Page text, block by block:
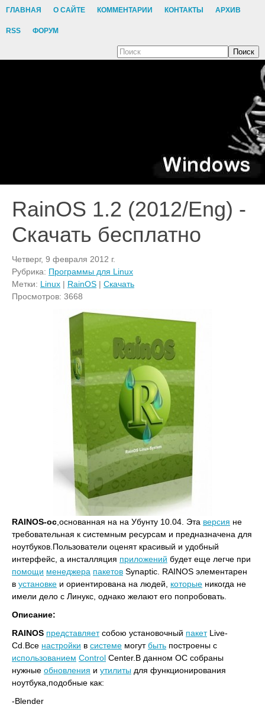
ГЛАВНАЯ О САЙТЕ КОММЕНТАРИИ КОНТАКТЫ АРХИВ
RSS ФОРУМ
Поиск
RainOS 1.2 (2012/Eng) -
Скачать бесплатно
Четверг, 9 февраля 2012 г.
Рубрика: Программы для Linux
Метки: Linux | RainOS | Скачать
Просмотров: 3668
RAINOS-ос ,основанная на на Убунту 10.04. Эта версия не
требовательная к системным ресурсам и предназначена для
ноутбуков.Пользователи оценят красивый и удобный
интерфейс, а инсталляция приложений будет еще легче при
помощи менеджера пакетов Synaptic. RAINOS элементарен
в установке и ориентирована на людей, которые никогда не
имели дело с Линукс, однако желают его попробовать.
Описание:
RAINOS представляетсобою установочный пакетLive-
Cd.Все настройки в системе могутбыть построены с
использованием Control Center.В данном ОС собраны
нужные обновления и утилиты для функционирования
ноутбука,подобные как:
-Blender